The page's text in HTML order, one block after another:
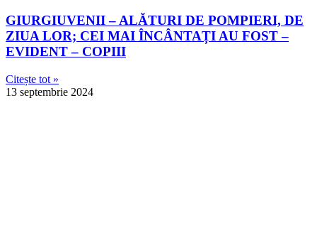
GIURGIUVENII – ALĂTURI DE POMPIERI, DE
ZIUA LOR; CEI MAI ÎNCÂNTAȚI AU FOST –
EVIDENT – COPIII
Citește tot »
13 septembrie 2024